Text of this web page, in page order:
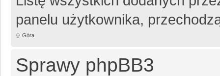
panelu użytkownika,
Góra
Sprawy phpBB3